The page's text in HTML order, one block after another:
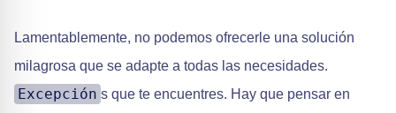
Lamentablemente, no podemos ofrecerle una solución
milagrosa que se adapte a todas las necesidades.
Excepción s que te encuentres. Hay que pensar en